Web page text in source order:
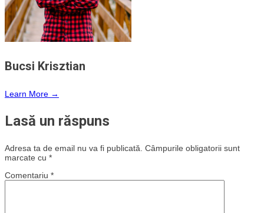
Bucsi Krisztian
Learn More →
Lasă un răspuns
Adresa ta de email nu va fi publicată. Câmpurile obligatorii sunt
marcate cu *
Comentariu *